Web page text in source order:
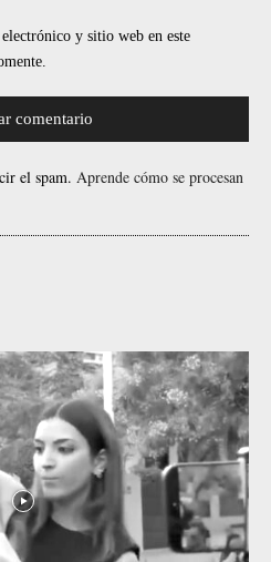
y sitio web en este
el spam. Aprende cómo se procesan